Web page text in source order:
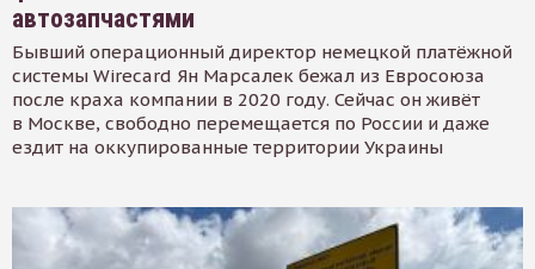
автозапчастями
Бывший операционный директор немецкой платёжной
системы Wirecard Ян Марсалек бежал из Евросоюза
после краха компании в 2020 году. Сейчас он живёт
в Москве, свободно перемещается по России и даже
ездит на оккупированные территории Украины